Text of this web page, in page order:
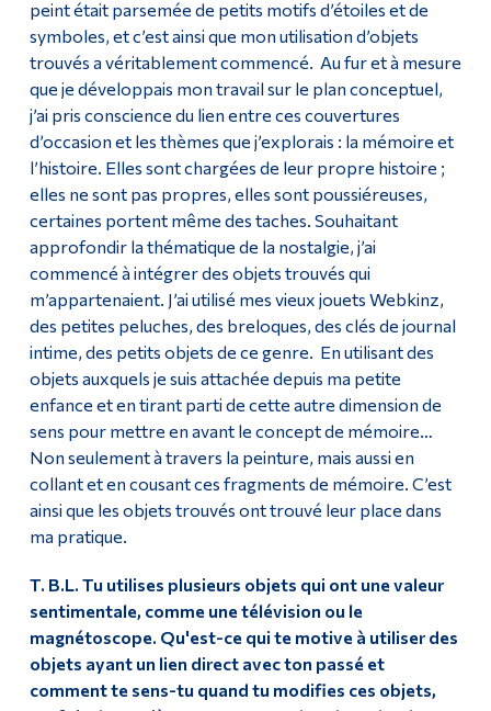
peint était parsemée de petits motifs d’étoiles et de
symboles, et c’est ainsi que mon utilisation d’objets
trouvés a véritablement commencé. Au fur et à mesure
que je développais mon travail sur le plan conceptuel,
j’ai pris conscience du lien entre ces couvertures
d’occasion et les thèmes que j’explorais : la mémoire et
l’histoire. Elles sont chargées de leur propre histoire ;
elles ne sont pas propres, elles sont poussiéreuses,
certaines portent même des taches. Souhaitant
approfondir la thématique de la nostalgie, j’ai
commencé à intégrer des objets trouvés qui
m’appartenaient. J’ai utilisé mes vieux jouets Webkinz,
des petites peluches, des breloques, des clés de journal
intime, des petits objets de ce genre. En utilisant des
objets auxquels je suis attachée depuis ma petite
enfance et en tirant parti de cette autre dimension de
sens pour mettre en avant le concept de mémoire…
Non seulement à travers la peinture, mais aussi en
collant et en cousant ces fragments de mémoire. C’est
ainsi que les objets trouvés ont trouvé leur place dans
ma pratique.
T. B.L. Tu utilises plusieurs objets qui ont une valeur
sentimentale, comme une télévision ou le
magnétoscope. Qu'est-ce qui te motive à utiliser des
objets ayant un lien direct avec ton passé et
comment te sens-tu quand tu modifies ces objets,